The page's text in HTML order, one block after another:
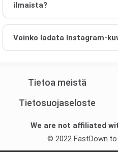
ilmaista?
Voinko ladata Instagram-
Tietoa meistä
Tietosuojaseloste
We are not affiliated
© 2022